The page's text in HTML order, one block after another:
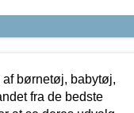
børnetøj, babytøj,
fra de bedste